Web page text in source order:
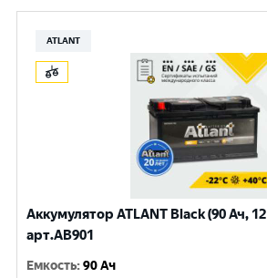
ATLANT
Аккумулятор ATLANT Black (90 Ач,
арт.AB901
Емкость:90 Ач